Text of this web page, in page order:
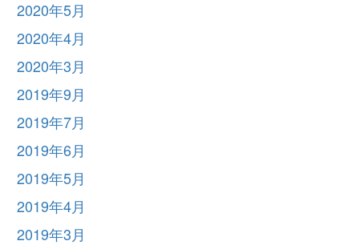
2020年5月
2020年4月
2020年3月
2019年9月
2019年7月
2019年6月
2019年5月
2019年4月
2019年3月